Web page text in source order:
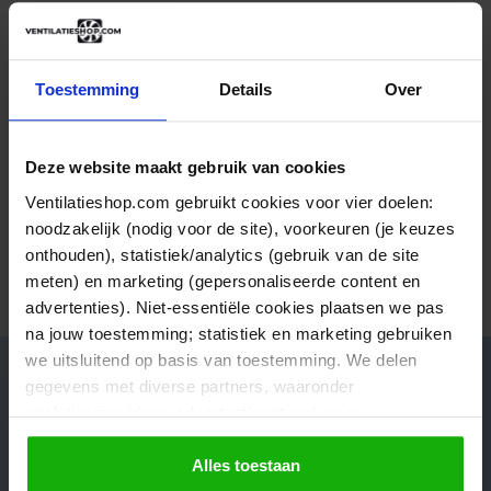
Toestemming Details Over
Deze website maakt gebruik van cookies
Ventilatieshop.com gebruikt cookies voor vier doelen:
noodzakelijk (nodig voor de site), voorkeuren (je keuzes
onthouden), statistiek/analytics (gebruik van de site
meten) en marketing (gepersonaliseerde content en
advertenties). Niet-essentiële cookies plaatsen we pas
na jouw toestemming; statistiek en marketing gebruiken
we uitsluitend op basis van toestemming. We delen
gegevens met diverse partners, waaronder
analyticsproviders, advertentienetwerken en
socialmediaplatforms; in onzeCookieverklaringvind je
de volledige lijst van partijen en de bewaartermijnen per
Alles toestaan
meldingen en een gebruikersvriendelijke app is het beheren van
je binnenklimaat eenvoudiger dan ooit. Met deze unit kies je voor
kwaliteit, gebruiksgemak én duurzaamheid.
Bediening
Energie-efficiëntieklasse
Type motor EC-motor
Capaciteit m3/h 650
Geluidsniveau db max.
een vlot...
VandaagFrank, Velserbroek
Bekijk alle verhalen
Advies nodig van onze specialisten?